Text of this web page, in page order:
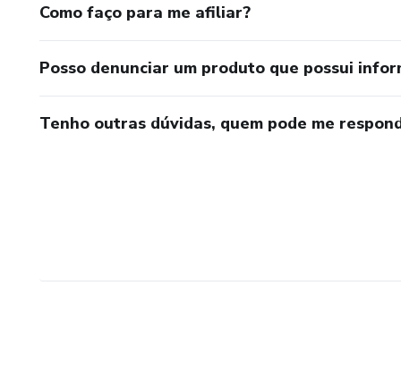
Como faço para me afiliar?
Posso denunciar um produto que possui
Tenho outras dúvidas, quem pode me